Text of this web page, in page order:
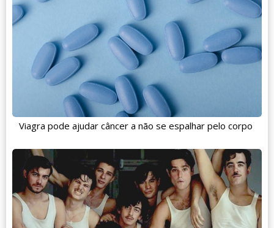
Viagra pode ajudar câncer a não se espalhar pelo corpo